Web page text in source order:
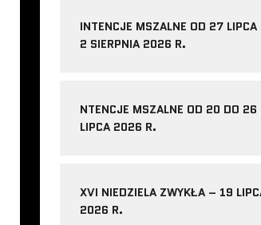
INTENCJE MSZALNE OD 27 LIPCA
2 SIERPNIA 2026 R.
NTENCJE MSZALNE OD 20 DO 26
LIPCA 2026 R.
XVI NIEDZIELA ZWYKŁA – 19
2026 R.